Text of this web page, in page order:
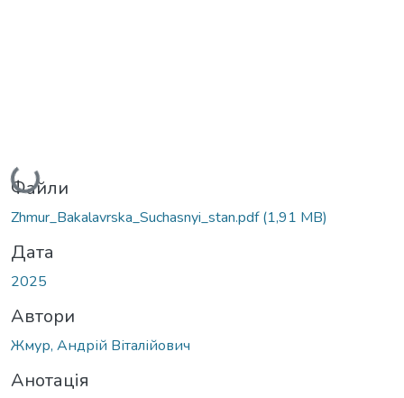
Вантажиться...
Файли
Zhmur_Bakalavrska_Suchasnyi_stan.pdf(1,91 MB)
Дата
2025
Автори
Жмур, Андрій Віталійович
Анотація